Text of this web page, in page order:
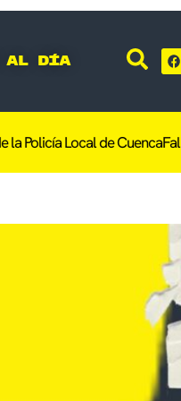
al día
Local de Cuenca